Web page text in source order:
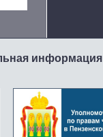
информация